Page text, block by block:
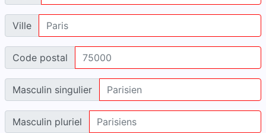
Ville
Code postal
Masculin singulier
Masculin pluriel